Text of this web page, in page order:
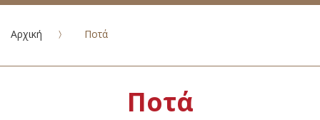
Αρχική Ποτά
Ποτά